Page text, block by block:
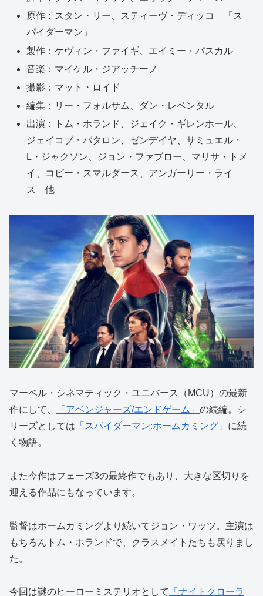
原作：スタン・リー、スティーヴ・ディッコ 「ス
パイダーマン」
製作：ケヴィン・ファイギ、エイミー・パスカル
音楽：マイケル・ジアッチーノ
撮影：マット・ロイド
編集：リー・フォルサム、ダン・レベンタル
出演：トム・ホランド、ジェイク・ギレンホール、
ジェイコブ・バタロン、ゼンデイヤ、サミュエル・
L・ジャクソン、ジョン・ファブロー、マリサ・トメ
イ、コビー・スマルダース、アンガーリー・ライ
ス 他
マーベル・シネマティック・ユニバース（MCU）の最新
作にして、
「アベンジャーズ/エンドゲーム」 の続編。シ
リーズとしては 「スパイダーマン:ホームカミング」 に続
く物語。
また今作はフェーズ3の最終作でもあり、大きな区切りを
迎える作品にもなっています。
監督はホームカミングより続いてジョン・ワッツ。主演は
もちろんトム・ホランドで、クラスメイトたちも戻りまし
た。
今回は謎のヒーローミステリオとして 「ナイトクローラ